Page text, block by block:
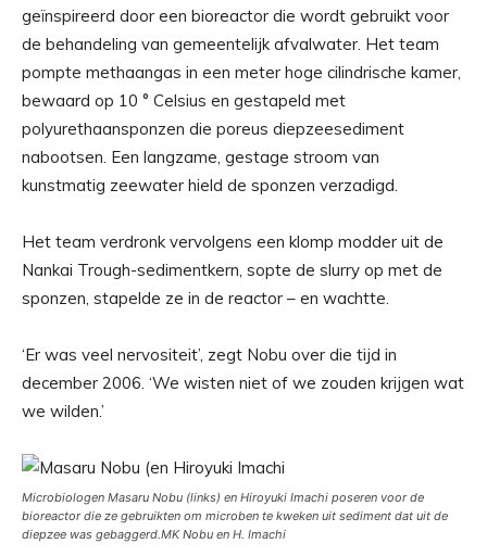
geïnspireerd door een bioreactor die wordt gebruikt voor
de behandeling van gemeentelijk afvalwater. Het team
pompte methaangas in een meter hoge cilindrische kamer,
bewaard op 10 ° Celsius en gestapeld met
polyurethaansponzen die poreus diepzeesediment
nabootsen. Een langzame, gestage stroom van
kunstmatig zeewater hield de sponzen verzadigd.
Het team verdronk vervolgens een klomp modder uit de
Nankai Trough-sedimentkern, sopte de slurry op met de
sponzen, stapelde ze in de reactor – en wachtte.
‘Er was veel nervositeit’, zegt Nobu over die tijd in
december 2006. ‘We wisten niet of we zouden krijgen wat
we wilden.’
Microbiologen Masaru Nobu (links) en Hiroyuki Imachi poseren voor de
bioreactor die ze gebruikten om microben te kweken uit sediment dat uit de
diepzee was gebaggerd.MK Nobu en H. Imachi